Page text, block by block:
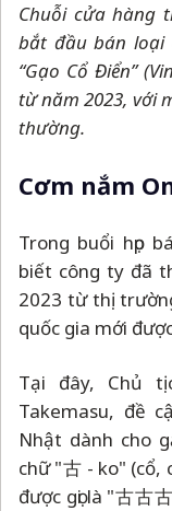
Chuỗi cửa hàng
bắt đầu bán loại
“Gạo Cổ Điển”
từ năm 2023, với
thường.
Cơm nắm
Trong buổi họp
biết công ty đã
2023 từ thị
quốc gia mới
Tại đây, Chủ
Takemasu, đề
Nhật dành cho
chữ "古 - ko" (cổ,
được gọi là "古古